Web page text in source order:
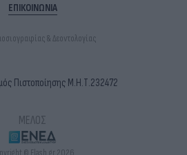
ΕΠΙΚΟΙΝΩΝΙΑ
& Δεοντολογίας
Πιστοποίησης Μ.Η.Τ.232472
ΜΕΛΟΣ